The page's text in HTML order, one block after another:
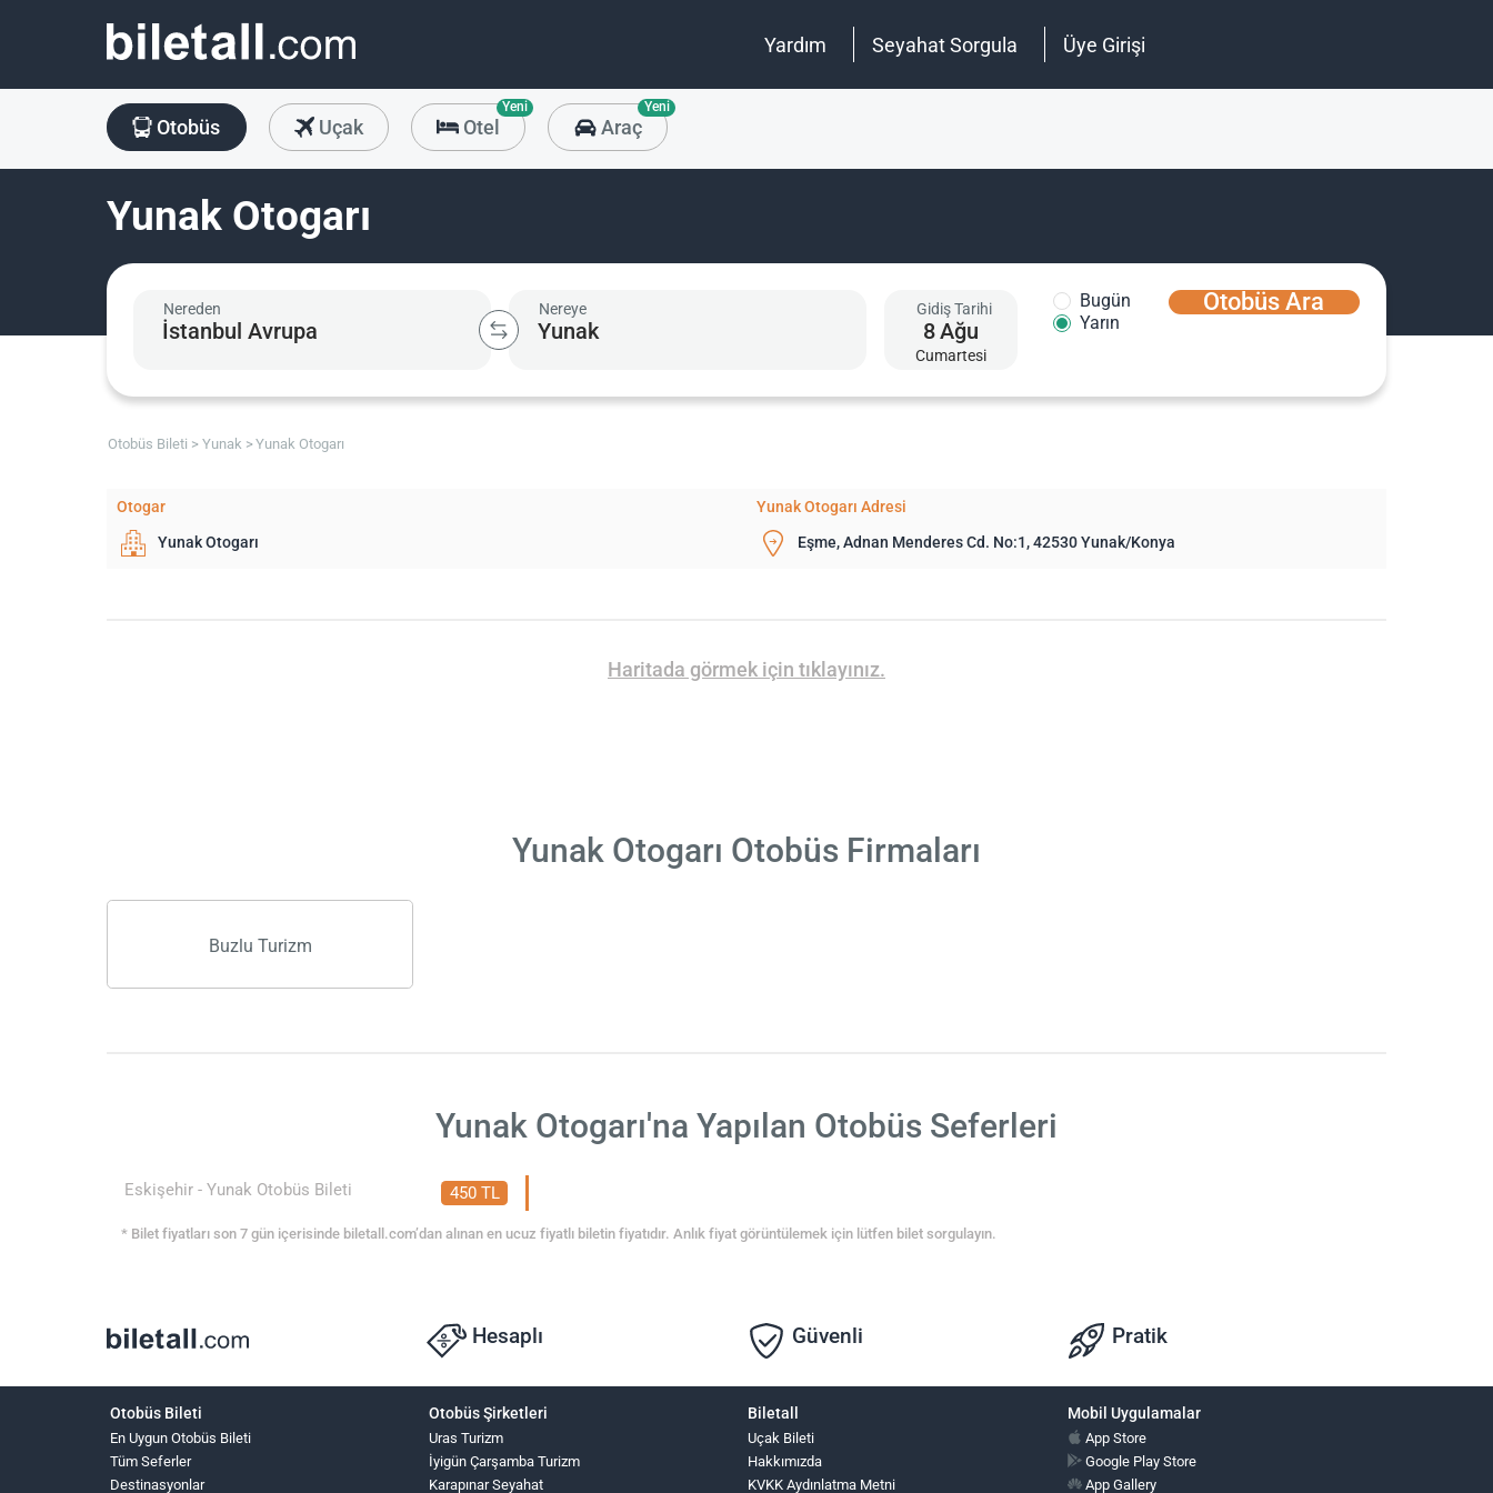
Yardım Seyahat Sorgula Üye Girişi
Otobüs Uçak Otel
Yeni
Araç
Yeni
Yunak Otogarı
Nereden Nereye Gidiş Tarihi
8Ağu
Cumartesi
Bugün
Yarın
Otobüs Ara
Otobüs Bileti Yunak Yunak Otogarı
Otogar
Yunak Otogarı Adresi
Yunak Otogarı
Eşme, Adnan Menderes Cd. No:1, 42530 Yunak/Konya
Haritada görmek için tıklayınız.
Yunak Otogarı Otobüs Firmaları
Buzlu Turizm
Yunak Otogarı'na Yapılan Otobüs Seferleri
Eskişehir - Yunak Otobüs Bileti 450 TL
* Bilet fiyatları son 7 gün içerisinde biletall.com’dan alınan en ucuz fiyatlı biletin fiyatıdır. Anlık fiyat görüntülemek için lütfen bilet sorgulayın.
Hesaplı Güvenli Pratik
Otobüs Bileti
En Uygun Otobüs Bileti
Tüm Seferler
Destinasyonlar
Otobüs Şirketleri
Uras Turizm
İyigün Çarşamba Turizm
Karapınar Seyahat
Biletall
Uçak Bileti
Hakkımızda
KVKK Aydınlatma Metni
Mobil Uygulamalar
App Store
Google Play Store
App Gallery